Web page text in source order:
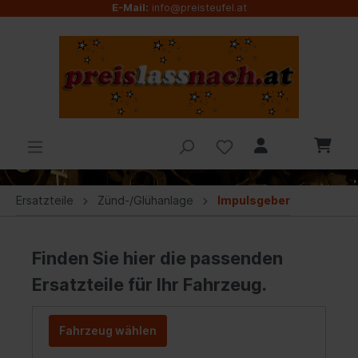
E-Mail: info@preisteufel.at
Ersatzteile Zünd-/Glühanlage Impulsgeber
Finden Sie hier die passenden
Ersatzteile für Ihr Fahrzeug.
Fahrzeug wählen